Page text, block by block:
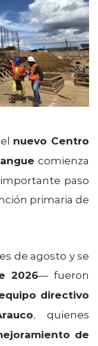
nuevo Centro
comienza
paso
primaria de
de agosto y se
2026— fueron
directivo
, quienes
de